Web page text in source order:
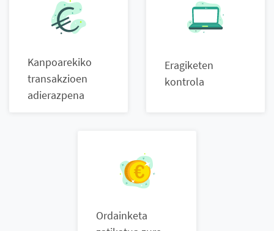
Kanpoarekiko
transakzioen
adierazpena
Eragiketen
kontrola
Ordainketa